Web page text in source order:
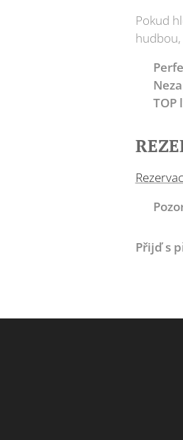
Pokud
hudbou,
TOP
Přijď s